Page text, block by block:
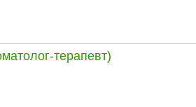
терапевт)